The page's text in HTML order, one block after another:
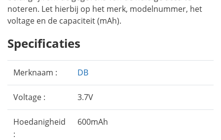
noteren. Let hierbij op het merk, modelnummer, het
voltage en de capaciteit (mAh).
Specificaties
Merknaam : DB
Voltage : 3.7V
Hoedanigheid
:
600mAh